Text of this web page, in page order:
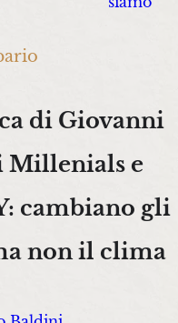
di Giovanni
Millenials e
cambiano gli
non il clima